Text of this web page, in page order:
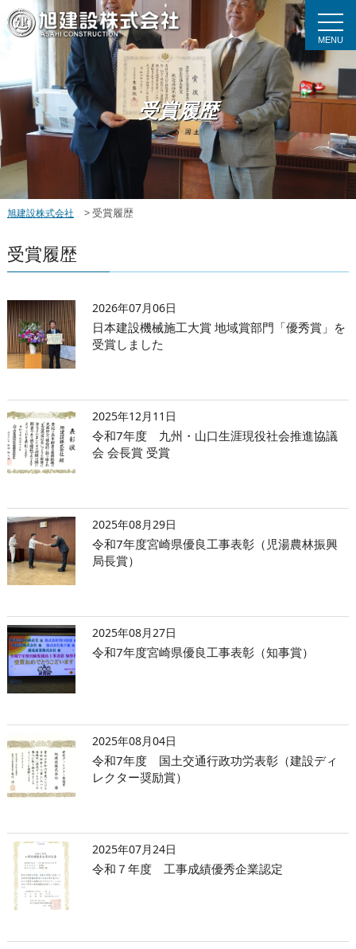
MENU
受賞履歴
旭建設株式会社 >受賞履歴
受賞履歴
2026年07月06日
日本建設機械施工大賞 地域賞部門「優秀賞」を
受賞しました
2025年12月11日
令和7年度 九州・山口生涯現役社会推進協議
会 会長賞 受賞
2025年08月29日
令和7年度宮崎県優良工事表彰（児湯農林振興
局長賞）
2025年08月27日
令和7年度宮崎県優良工事表彰（知事賞）
2025年08月04日
令和7年度 国土交通行政功労表彰（建設ディ
レクター奨励賞）
2025年07月24日
令和７年度 工事成績優秀企業認定